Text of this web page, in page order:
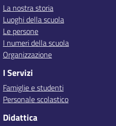
La nostra storia
Luoghi della scuola
Le persone
I numeri della scuola
Organizzazione
I Servizi
Famiglie e studenti
Personale scolastico
Didattica